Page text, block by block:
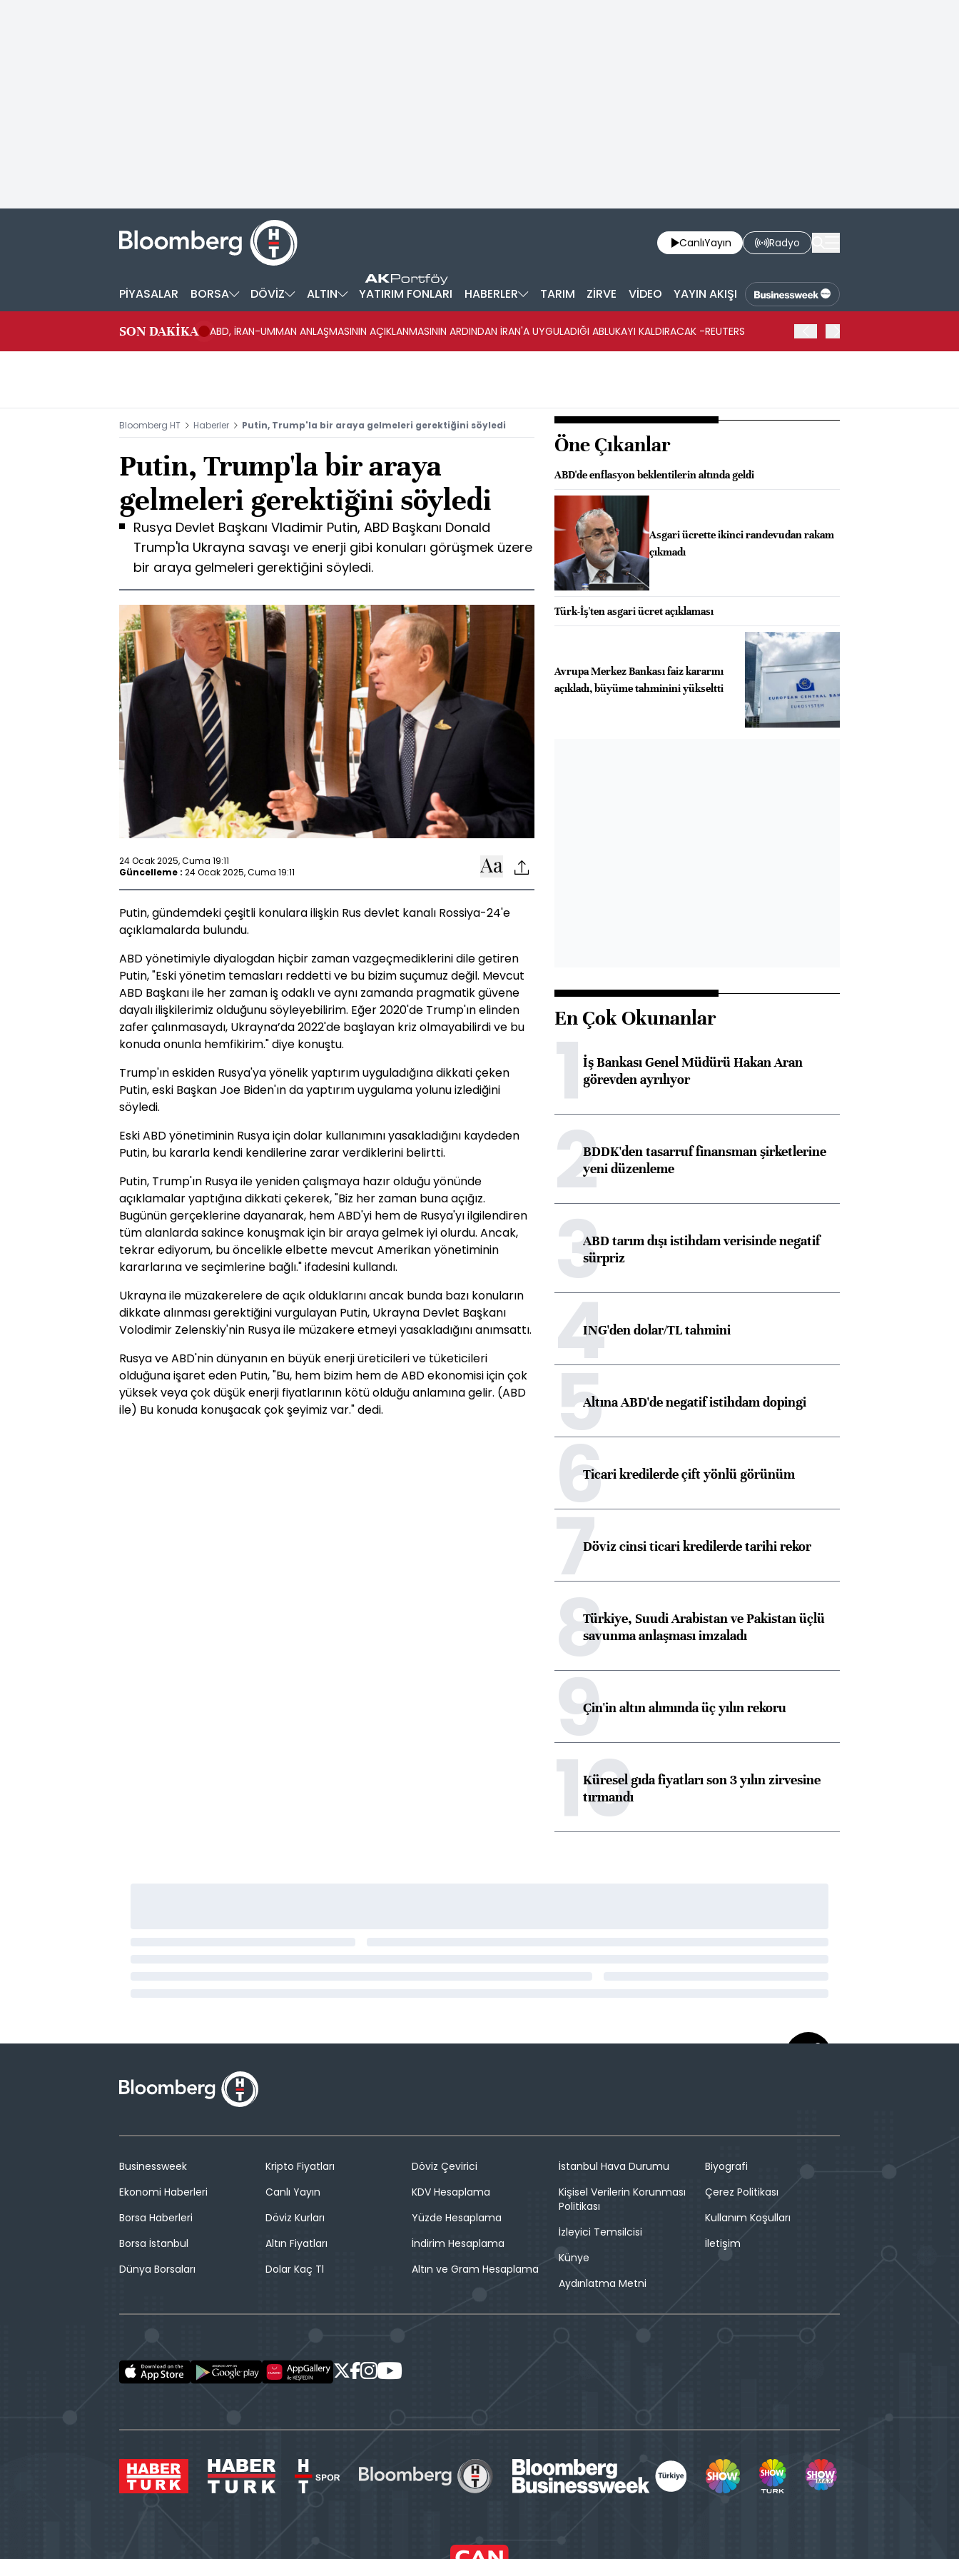
CanlıYayın Radyo
PİYASALAR BORSA DÖVİZ ALTIN YATIRIM FONLARI HABERLER TARIM ZİRVE VİDEO YAYIN AKIŞI
SON DAKİKA ABD, İRAN-UMMAN ANLAŞMASININ AÇIKLANMASININ ARDINDAN İRAN'A UYGULADIĞI ABLUKAYI KALDIRACAK -REUTERS
Bloomberg HT Haberler Putin, Trump'la bir araya gelmeleri gerektiğini söyledi
Putin, Trump'la bir araya
gelmeleri gerektiğini söyledi
Rusya Devlet Başkanı Vladimir Putin, ABD Başkanı Donald
Trump'la Ukrayna savaşı ve enerji gibi konuları görüşmek üzere
bir araya gelmeleri gerektiğini söyledi.
24 Ocak 2025, Cuma 19:11
Güncelleme : 24 Ocak 2025, Cuma 19:11
Putin, gündemdeki çeşitli konulara ilişkin Rus devlet kanalı Rossiya-24'e
açıklamalarda bulundu.
ABD yönetimiyle diyalogdan hiçbir zaman vazgeçmediklerini dile getiren
Putin, "Eski yönetim temasları reddetti ve bu bizim suçumuz değil. Mevcut
ABD Başkanı ile her zaman iş odaklı ve aynı zamanda pragmatik güvene
dayalı ilişkilerimiz olduğunu söyleyebilirim. Eğer 2020'de Trump'ın elinden
zafer çalınmasaydı, Ukrayna’da 2022'de başlayan kriz olmayabilirdi ve bu
konuda onunla hemfikirim." diye konuştu.
Trump'ın eskiden Rusya'ya yönelik yaptırım uyguladığına dikkati çeken
Putin, eski Başkan Joe Biden'ın da yaptırım uygulama yolunu izlediğini
söyledi.
Eski ABD yönetiminin Rusya için dolar kullanımını yasakladığını kaydeden
Putin, bu kararla kendi kendilerine zarar verdiklerini belirtti.
Putin, Trump'ın Rusya ile yeniden çalışmaya hazır olduğu yönünde
açıklamalar yaptığına dikkati çekerek, "Biz her zaman buna açığız.
Bugünün gerçeklerine dayanarak, hem ABD'yi hem de Rusya'yı ilgilendiren
tüm alanlarda sakince konuşmak için bir araya gelmek iyi olurdu. Ancak,
tekrar ediyorum, bu öncelikle elbette mevcut Amerikan yönetiminin
kararlarına ve seçimlerine bağlı." ifadesini kullandı.
Ukrayna ile müzakerelere de açık olduklarını ancak bunda bazı konuların
dikkate alınması gerektiğini vurgulayan Putin, Ukrayna Devlet Başkanı
Volodimir Zelenskiy'nin Rusya ile müzakere etmeyi yasakladığını anımsattı.
Rusya ve ABD'nin dünyanın en büyük enerji üreticileri ve tüketicileri
olduğuna işaret eden Putin, "Bu, hem bizim hem de ABD ekonomisi için çok
yüksek veya çok düşük enerji fiyatlarının kötü olduğu anlamına gelir. (ABD
ile) Bu konuda konuşacak çok şeyimiz var." dedi.
Öne Çıkanlar
ABD'de enflasyon beklentilerin altında geldi
Asgari ücrette ikinci randevudan rakam
çıkmadı
Türk-İş'ten asgari ücret açıklaması
Avrupa Merkez Bankası faiz kararını
açıkladı, büyüme tahminini yükseltti
En Çok Okunanlar
1İş Bankası Genel Müdürü Hakan Aran
görevden ayrılıyor
2BDDK'den tasarruf finansman şirketlerine
yeni düzenleme
3ABD tarım dışı istihdam verisinde negatif
sürpriz
4ING'den dolar/TL tahmini
5Altına ABD'de negatif istihdam dopingi
6Ticari kredilerde çift yönlü görünüm
7Döviz cinsi ticari kredilerde tarihi rekor
8Türkiye, Suudi Arabistan ve Pakistan üçlü
savunma anlaşması imzaladı
9Çin'in altın alımında üç yılın rekoru
10
Küresel gıda fiyatları son 3 yılın zirvesine
tırmandı
Businessweek
Ekonomi Haberleri
Borsa Haberleri
Borsa İstanbul
Dünya Borsaları
Kripto Fiyatları
Canlı Yayın
Döviz Kurları
Altın Fiyatları
Dolar Kaç Tl
Döviz Çevirici
KDV Hesaplama
Yüzde Hesaplama
İndirim Hesaplama
Altın ve Gram Hesaplama
İstanbul Hava Durumu
Kişisel Verilerin Korunması
Politikası
İzleyici Temsilcisi
Künye
Aydınlatma Metni
Biyografi
Çerez Politikası
Kullanım Koşulları
İletişim